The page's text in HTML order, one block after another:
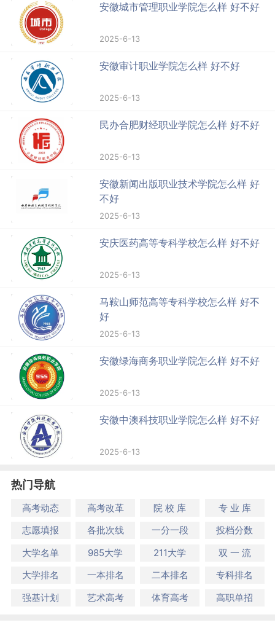
安徽城市管理职业学院怎么样 好不好
2025-6-13
安徽审计职业学院怎么样 好不好
2025-6-13
民办合肥财经职业学院怎么样 好不好
2025-6-13
安徽新闻出版职业技术学院怎么样 好
不好
2025-6-13
安庆医药高等专科学校怎么样 好不好
2025-6-13
马鞍山师范高等专科学校怎么样 好不
好
2025-6-13
安徽绿海商务职业学院怎么样 好不好
2025-6-13
安徽中澳科技职业学院怎么样 好不好
2025-6-13
热门导航
高考动态 高考改革 院 校 库
专 业 库
志愿填报
各批次线 一分一段
投档分数
大学名单
985大学 211大学
双 一 流
大学排名
一本排名 二本排名
专科排名
强基计划
艺术高考 体育高考 高职单招